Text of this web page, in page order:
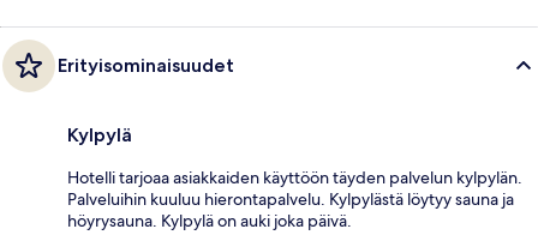
Erityisominaisuudet
Kylpylä
Hotelli tarjoaa asiakkaiden käyttöön täyden palvelun kylpylän.
Palveluihin kuuluu hierontapalvelu. Kylpylästä löytyy sauna ja
höyrysauna. Kylpylä on auki joka päivä.